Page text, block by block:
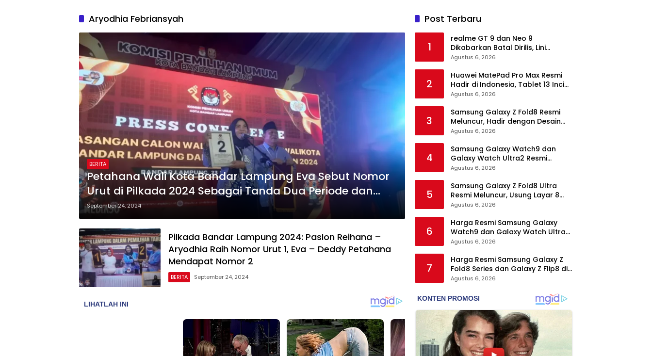
Aryodhia Febriansyah
BERITA
Petahana Wali Kota Bandar Lampung Eva Sebut Nomor
Urut di Pilkada 2024 Sebagai Tanda Dua Periode dan
Targetkan Kemenangan Besar
September 24, 2024
Pilkada Bandar Lampung 2024: Paslon Reihana –
Aryodhia Raih Nomor Urut 1, Eva – Deddy Petahana
Mendapat Nomor 2
BERITA September 24, 2024
Post Terbaru
1
realme GT 9 dan Neo 9
Dikabarkan Batal Dirilis, Lini
Flagship realme Terancam
Agustus 6, 2026
2
Huawei MatePad Pro Max Resmi
Hadir di Indonesia, Tablet 13 Inci
Tertipis dan Teringan
Agustus 6, 2026
3
Samsung Galaxy Z Fold8 Resmi
Meluncur, Hadir dengan Desain
Lebih Pendek dan Lebar
Agustus 6, 2026
4
Samsung Galaxy Watch9 dan
Galaxy Watch Ultra2 Resmi
Meluncur, Bawa AI, Snapdragon
Baru
Agustus 6, 2026
5
Samsung Galaxy Z Fold8 Ultra
Resmi Meluncur, Usung Layar 8
Inci, Kamera 200MP dan
Agustus 6, 2026
6
Harga Resmi Samsung Galaxy
Watch9 dan Galaxy Watch Ultra2
di Indonesia, Mulai Rp5,9 Jutaan
Agustus 6, 2026
7
Harga Resmi Samsung Galaxy Z
Fold8 Series dan Galaxy Z Flip8 di
Indonesia, Mulai Rp19 Jutaan
Agustus 6, 2026